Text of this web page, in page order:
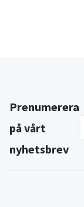
Prenumerera
på vårt
nyhetsbrev